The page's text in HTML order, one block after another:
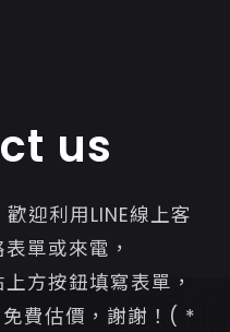
us
迎利用LINE線上客
單或來電，
方按鈕填寫表單，
費估價，謝謝！( *